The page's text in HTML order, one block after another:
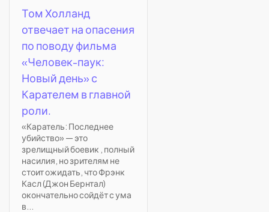
Том Холланд
отвечает на опасения
по поводу фильма
«Человек-паук:
Новый день» с
Карателем в главной
роли.
«Каратель: Последнее
убийство» — это
зрелищный боевик , полный
насилия, но зрителям не
стоит ожидать, что Фрэнк
Касл (Джон Бернтал)
окончательно сойдёт с ума
в...